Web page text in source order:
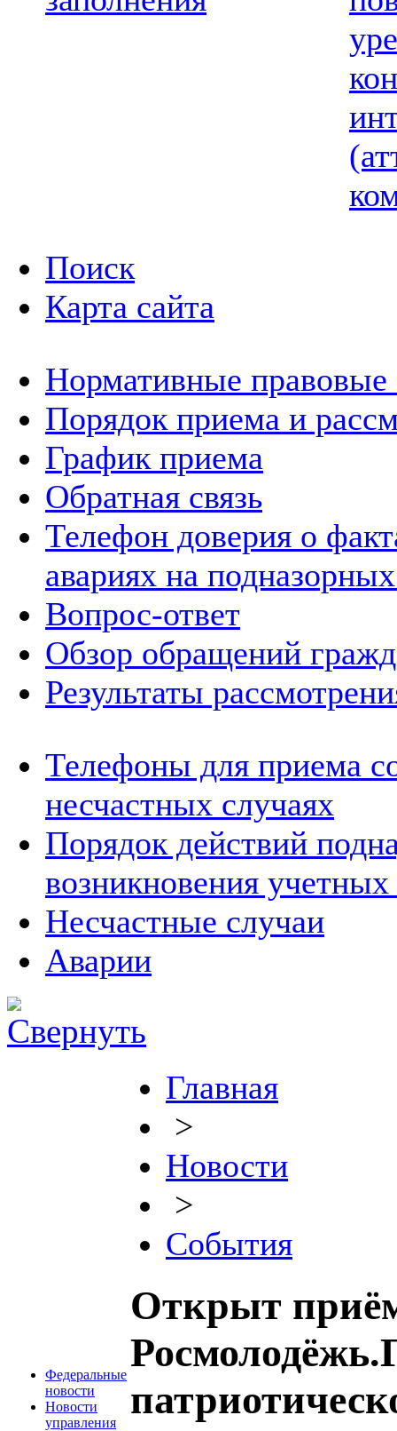
Поиск
Карта сайта
Нормативные правовые
Порядок приема и
График приема
Обратная связь
Телефон доверия о
авариях на
Вопрос-ответ
Обзор обращений
Результаты
Телефоны для приема
несчастных случаях
Порядок действий
возникновения
Несчастные случаи
Аварии
Федеральные
новости
Новости
управления
Главная
>
Новости
>
События
Открыт